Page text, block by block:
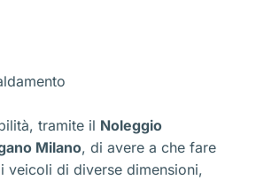
tramite il Noleggio
Milano, di avere a che fare
veicoli di diverse dimensioni,